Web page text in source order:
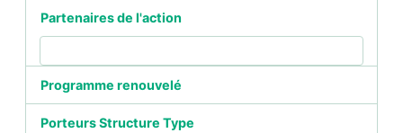
Partenaires de l'action
Programme renouvelé
Porteurs Structure Type